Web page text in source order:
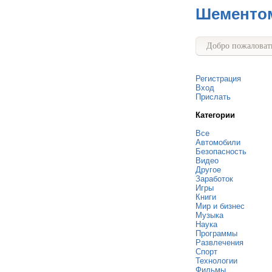
Добро
Регистрация
Вход
Прислать
Категории
Все
Автомобили
Безопасность
Видео
Другое
Заработок
Игры
Книги
Мир и бизнес
Музыка
Наука
Программы
Развлечения
Спорт
Технологии
Фильмы